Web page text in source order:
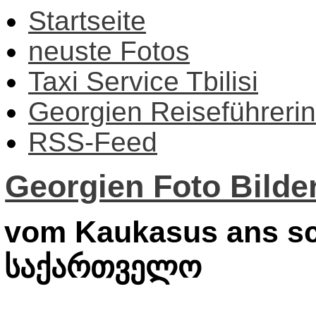
Startseite
neuste Fotos
Taxi Service Tbilisi
Georgien Reiseführerin
RSS-Feed
Georgien Foto
vom Kaukasus ans
საქართველო